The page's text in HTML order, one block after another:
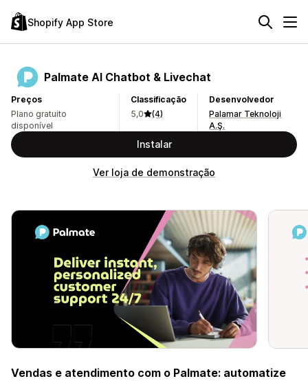
Shopify App Store
Palmate AI Chatbot & Livechat
Preços
Plano gratuito
disponível
Classificação
5,0
(4)
Desenvolvedor
Palamar Teknoloji
A.Ş.
Instalar
Ver loja de demonstração
Vendas e atendimento com o Palmate: automatize